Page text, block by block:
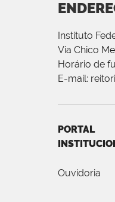
Instituto
Via Chico
Horário de
E-mail:
PORTAL
Ouvidoria